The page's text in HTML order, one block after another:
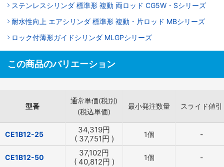
ステンレスシリンダ 標準形 複動 両ロッド CG5W・Sシリーズ
耐水性向上 エアシリンダ 標準形 複動・片ロッド MBシリーズ
ロック付薄形ガイドシリンダ MLGPシリーズ
この商品のバリエーション
型番
通常単価(税別)
(税込単価)
最小発注数量 スライド値引
CE1B12-25 34,319円
( 37,751円 ) 1個 -
CE1B12-50 37,102円
( 40,812円 ) 1個 -